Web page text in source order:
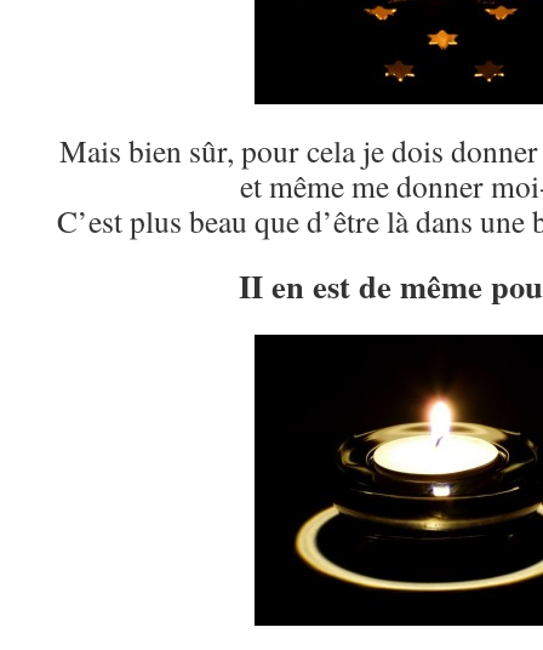
Mais bien sûr, pour cela je dois
et même me donner
C’est plus beau que d’être là dans
II en est de même